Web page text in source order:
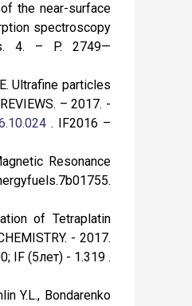
of the near-surface
spectroscopy
4. – P. 2749—
Ultrafine particles
– 2017. -
. IF2016 –
Resonance
of Tetraplatin
- 2017.
IF (5лет) - 1.319 .
Y.L., Bondarenko